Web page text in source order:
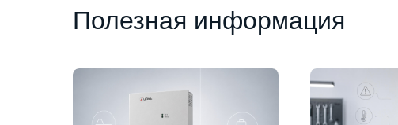
Полезная информация